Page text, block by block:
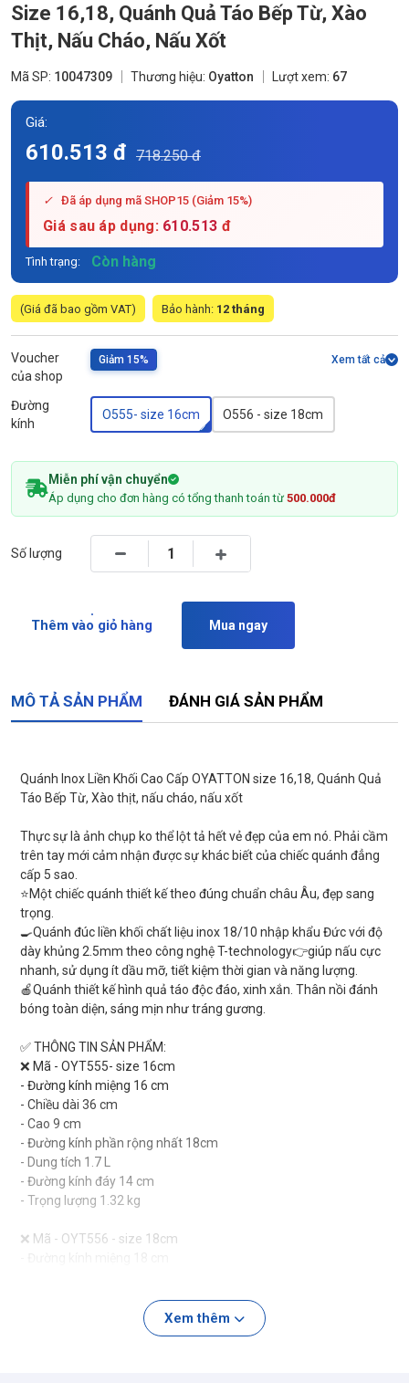
Size 16,18, Quánh Quả Táo Bếp Từ, Xào
Thịt, Nấu Cháo, Nấu Xốt
Mã SP: 10047309 Thương hiệu: Oyatton Lượt xem: 67
Giá:
610.513 đ 718.250 đ
✓ Đã áp dụng mã SHOP15 (Giảm 15%)
Giá sau áp dụng: 610.513 đ
Tình trạng: Còn hàng
(Giá đã bao gồm VAT) Bảo hành: 12 tháng
Voucher
của shop
Giảm 15% Xem tất cả
Đường
kính
O555- size 16cm O556 - size 18cm
Miễn phí vận chuyển
Áp dụng cho đơn hàng có tổng thanh toán từ 500.000đ
Số lượng
Thêm vào giỏ hàng Mua ngay
MÔ TẢ SẢN PHẨM ĐÁNH GIÁ SẢN PHẨM
Quánh Inox Liền Khối Cao Cấp OYATTON size 16,18, Quánh Quả
Táo Bếp Từ, Xào thịt, nấu cháo, nấu xốt
Thực sự là ảnh chụp ko thể lột tả hết vẻ đẹp của em nó. Phải cầm
trên tay mới cảm nhận được sự khác biết của chiếc quánh đẳng
cấp 5 sao.
⭐️Một chiếc quánh thiết kế theo đúng chuẩn châu Âu, đẹp sang
trọng.
🍳Quánh đúc liền khối chất liệu inox 18/10 nhập khẩu Đức với độ
dày khủng 2.5mm theo công nghệ T-technology👉giúp nấu cực
nhanh, sử dụng ít dầu mỡ, tiết kiệm thời gian và năng lượng.
🍎Quánh thiết kế hình quả táo độc đáo, xinh xắn. Thân nồi đánh
bóng toàn diện, sáng mịn như tráng gương.
✅ THÔNG TIN SẢN PHẨM:
❌ Mã - OYT555- size 16cm
- Đường kính miệng 16 cm
- Chiều dài 36 cm
- Cao 9 cm
- Đường kính phần rộng nhất 18cm
- Dung tích 1.7 L
- Đường kính đáy 14 cm
- Trọng lượng 1.32 kg
❌ Mã - OYT556 - size 18cm
- Đường kính phần rộng nhất 20 cm
Xem thêm